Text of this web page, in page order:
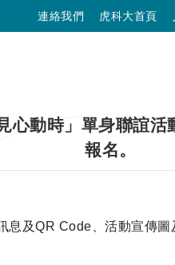
連絡我們 虎科大首頁
心動時」單身聯誼
報名。
及QR Code、活動宣傳